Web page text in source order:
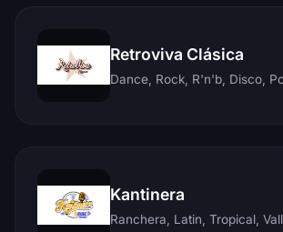
Retroviva Clásica
Kantinera
Ranchera, Latin, Tropical,